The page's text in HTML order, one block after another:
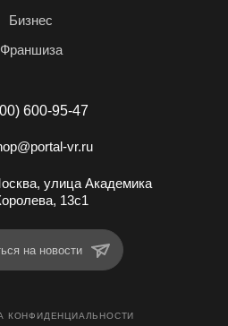
Бизнес
Франшиза
600-95-47
vr.ru
улица Академика
13с1
на новости
КОНФИДЕНЦИАЛЬНОСТИ